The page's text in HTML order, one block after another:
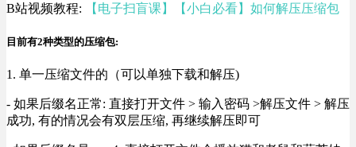
B站视频教程: 【电子扫盲课】【小白必看】如何解压压缩包
目前有2种类型的压缩包:
1. 单一压缩文件的（可以单独下载和解压)
- 如果后缀名正常: 直接打开文件 > 输入密码 >解压文件 > 解压
成功, 有的情况会有双层压缩, 再继续解压即可